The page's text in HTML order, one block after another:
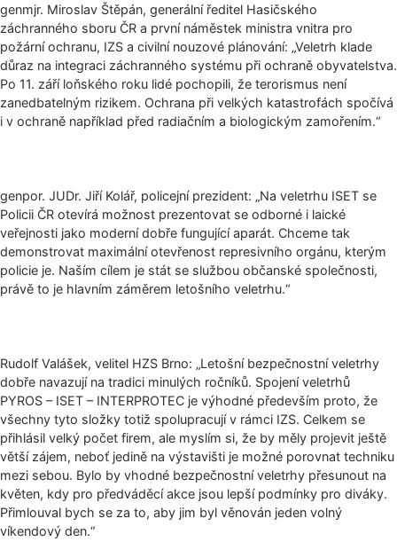
genmjr. Miroslav Štěpán, generální ředitel Hasičského
záchranného sboru ČR a první náměstek ministra vnitra pro
požární ochranu, IZS a civilní nouzové plánování: „Veletrh klade
důraz na integraci záchranného systému při ochraně obyvatelstva.
Po 11. září loňského roku lidé pochopili, že terorismus není
zanedbatelným rizikem. Ochrana při velkých katastrofách spočívá
i v ochraně například před radiačním a biologickým zamořením.“
genpor. JUDr. Jiří Kolář, policejní prezident: „Na veletrhu ISET se
Policii ČR otevírá možnost prezentovat se odborné i laické
veřejnosti jako moderní dobře fungující aparát. Chceme tak
demonstrovat maximální otevřenost represivního orgánu, kterým
policie je. Naším cílem je stát se službou občanské společnosti,
právě to je hlavním záměrem letošního veletrhu.“
Rudolf Valášek, velitel HZS Brno: „Letošní bezpečnostní veletrhy
dobře navazují na tradici minulých ročníků. Spojení veletrhů
PYROS – ISET – INTERPROTEC je výhodné především proto, že
všechny tyto složky totiž spolupracují v rámci IZS. Celkem se
přihlásil velký počet firem, ale myslím si, že by měly projevit ještě
větší zájem, neboť jedině na výstavišti je možné porovnat techniku
mezi sebou. Bylo by vhodné bezpečnostní veletrhy přesunout na
květen, kdy pro předváděcí akce jsou lepší podmínky pro diváky.
Přimlouval bych se za to, aby jim byl věnován jeden volný
víkendový den.“